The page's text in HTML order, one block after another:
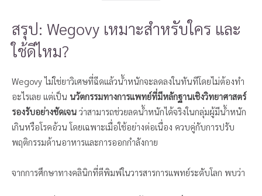
สรุป: Wegovy เหมาะสำหรับใคร และ
ใช้ดีไหม?
Wegovy ไม่ใช่ยาวิเศษที่ฉีดแล้วน้ำหนักจะลดลงในทันทีโดยไม่ต้องทำ
อะไรเลย แต่เป็น นวัตกรรมทางการแพทย์ที่มีหลักฐานเชิงวิทยาศาสตร์
รองรับอย่างชัดเจน ว่าสามารถช่วยลดน้ำหนักได้จริงในกลุ่มผู้มีน้ำหนัก
เกินหรือโรคอ้วน โดยเฉพาะเมื่อใช้อย่างต่อเนื่อง ควบคู่กับการปรับ
พฤติกรรมด้านอาหารและการออกกำลังกาย
จากการศึกษาทางคลินิกที่ตีพิมพ์ในวารสารการแพทย์ระดับโลก พบว่า